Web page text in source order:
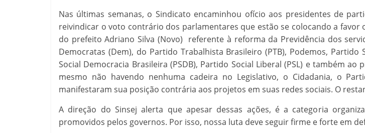
Nas últimas semanas, o Sindicato encaminhou ofício aos presidentes de
reivindicar o voto contrário dos parlamentares que estão se colocando a
do prefeito Adriano Silva (Novo) referente à reforma da Previdência dos
Democratas (Dem), do Partido Trabalhista Brasileiro (PTB), Podemos, Partido
Social Democracia Brasileira (PSDB), Partido Social Liberal (PSL) e também
mesmo não havendo nenhuma cadeira no Legislativo, o Cidadania, o
manifestaram sua posição contrária aos projetos em suas redes sociais. O
A direção do Sinsej alerta que apesar dessas ações, é a categoria
promovidos pelos governos. Por isso, nossa luta deve seguir firme e forte em